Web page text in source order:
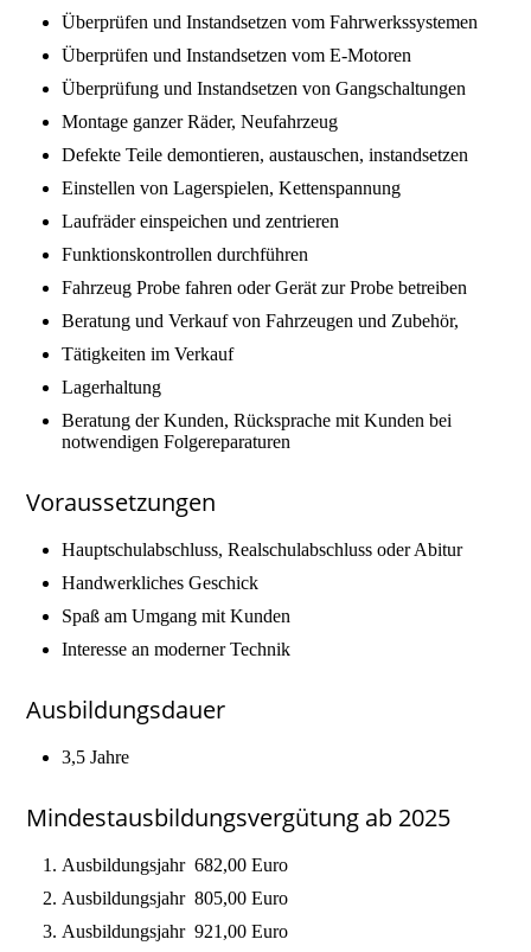
Überprüfen und Instandsetzen vom Fahrwerkssystemen
Überprüfen und Instandsetzen vom E-Motoren
Überprüfung und Instandsetzen von Gangschaltungen
Montage ganzer Räder, Neufahrzeug
Defekte Teile demontieren, austauschen, instandsetzen
Einstellen von Lagerspielen, Kettenspannung
Laufräder einspeichen und zentrieren
Funktionskontrollen durchführen
Fahrzeug Probe fahren oder Gerät zur Probe betreiben
Beratung und Verkauf von Fahrzeugen und Zubehör,
Tätigkeiten im Verkauf
Lagerhaltung
Beratung der Kunden, Rücksprache mit Kunden bei
notwendigen Folgereparaturen
Voraussetzungen
Hauptschulabschluss, Realschulabschluss oder Abitur
Handwerkliches Geschick
Spaß am Umgang mit Kunden
Interesse an moderner Technik
Ausbildungsdauer
3,5 Jahre
Mindestausbildungsvergütung ab 2025
Ausbildungsjahr 682,00 Euro
Ausbildungsjahr 805,00 Euro
Ausbildungsjahr 921,00 Euro